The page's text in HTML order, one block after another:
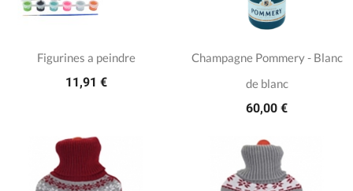
Figurines a peindre
11,91 €
Champagne Pommery - Blanc
de blanc
60,00 €